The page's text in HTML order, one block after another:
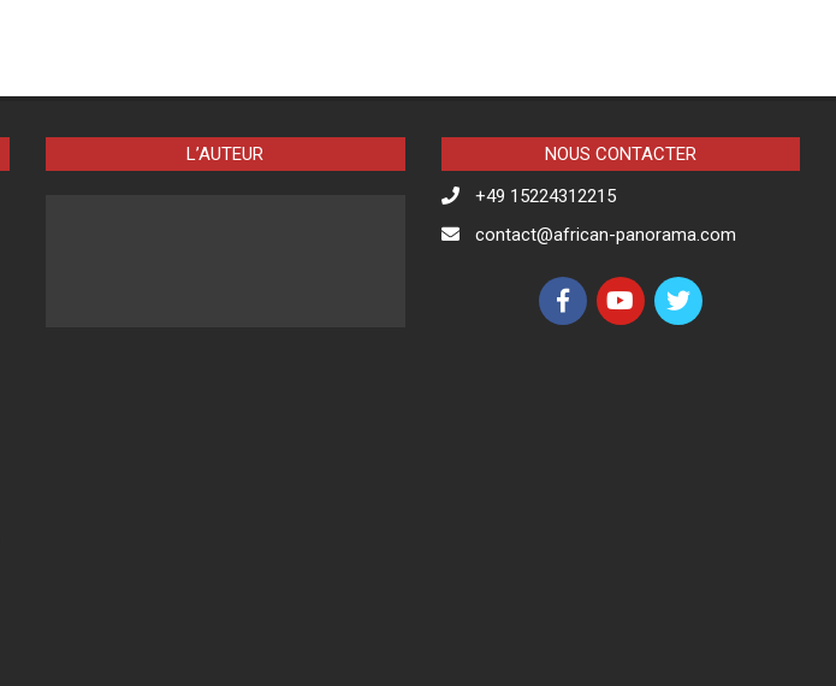
L’AUTEUR
NOUS CONTACTER
+49 15224312215
contact@african-panorama.com